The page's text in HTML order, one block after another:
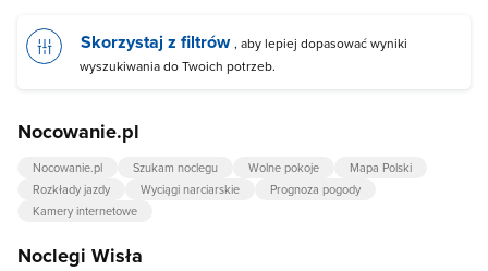
Skorzystaj z filtrów , aby lepiej dopasować wyniki
wyszukiwania do Twoich potrzeb.
Nocowanie.pl
Nocowanie.pl Szukam noclegu Wolne pokoje
Mapa Polski
Rozkłady jazdy
Wyciągi narciarskie
Prognoza pogody
Kamery internetowe
Noclegi Wisła